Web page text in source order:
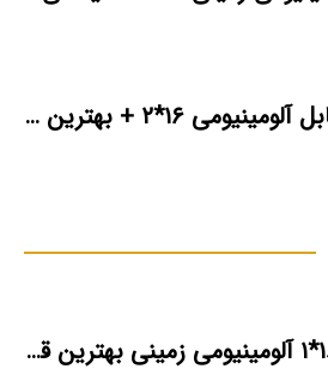
قیمت کابل آلومینیومی ۱۶*۲ + بهترین برند بازار + اطلاعات فنی
کابل ۱۸۵*۱ آلومینیومی زمینی بهترین قیمت